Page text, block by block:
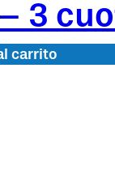
3
carrito